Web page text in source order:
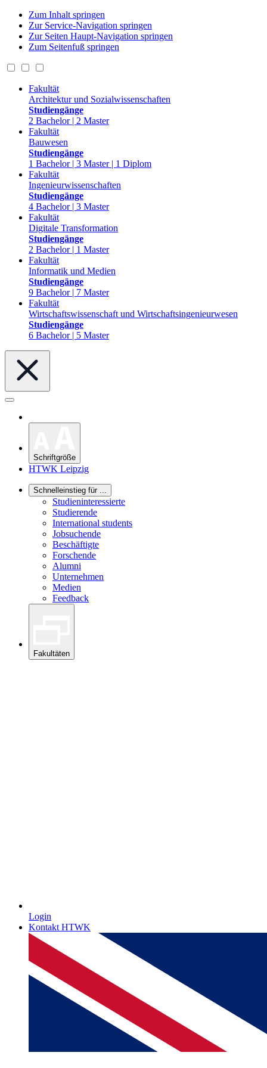
Zum Inhalt springen
Zur Service-Navigation springen
Zur Seiten Haupt-Navigation springen
Zum Seitenfuß springen
Fakultät
Architektur und Sozialwissenschaften
Studiengänge
2 Bachelor | 2 Master
Fakultät
Bauwesen
Studiengänge
1 Bachelor | 3 Master | 1 Diplom
Fakultät
Ingenieurwissenschaften
Studiengänge
4 Bachelor | 3 Master
Fakultät
Digitale Transformation
Studiengänge
2 Bachelor | 1 Master
Fakultät
Informatik und Medien
Studiengänge
9 Bachelor | 7 Master
Fakultät
Wirtschaftswissenschaft und Wirtschaftsingenieurwesen
Studiengänge
6 Bachelor | 5 Master
Schriftgröße
HTWK Leipzig
Schnelleinstieg für ...
Studieninteressierte
Studierende
International students
Jobsuchende
Beschäftigte
Forschende
Alumni
Unternehmen
Medien
Feedback
Fakultäten
Login
Kontakt HTWK